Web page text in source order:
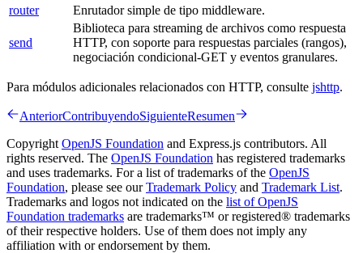
router
Enrutador simple de tipo middleware.
send
Biblioteca para streaming de archivos como respuesta
HTTP, con soporte para respuestas parciales (rangos),
negociación condicional-GET y eventos granulares.
Para módulos adicionales relacionados con HTTP, consulte jshttp.
AnteriorContribuyendoSiguienteResumen
Copyright OpenJS Foundation and Express.js contributors. All
rights reserved. The OpenJS Foundation has registered trademarks
and uses trademarks. For a list of trademarks of the OpenJS
Foundation, please see ourTrademark Policy and Trademark List.
Trademarks and logos not indicated on the list of OpenJS
Foundation trademarks are trademarks™ or registered® trademarks
of their respective holders. Use of them does not imply any
affiliation with or endorsement by them.